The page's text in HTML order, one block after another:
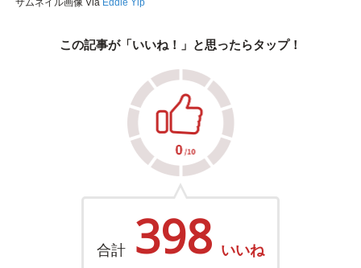
サムネイル画像 Via Eddie Yip
この記事が「いいね！」と思ったらタップ！
合計 398 いいね